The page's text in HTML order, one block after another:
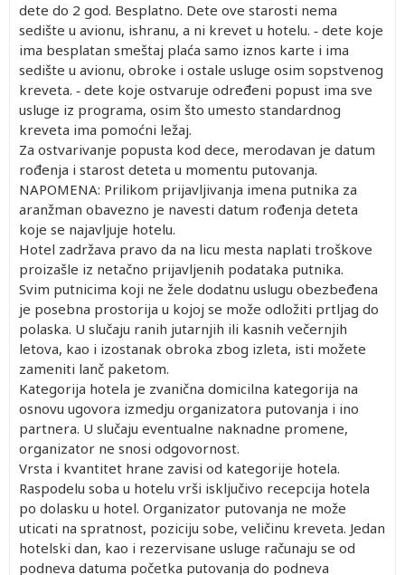
dete do 2 god. Besplatno. Dete ove starosti nema
sedište u avionu, ishranu, a ni krevet u hotelu. ‐ dete koje
ima besplatan smeštaj plaća samo iznos karte i ima
sedište u avionu, obroke i ostale usluge osim sopstvenog
kreveta. ‐ dete koje ostvaruje određeni popust ima sve
usluge iz programa, osim što umesto standardnog
kreveta ima pomoćni ležaj.
Za ostvarivanje popusta kod dece, merodavan je datum
rođenja i starost deteta u momentu putovanja.
NAPOMENA: Prilikom prijavljivanja imena putnika za
aranžman obavezno je navesti datum rođenja deteta
koje se najavljuje hotelu.
Hotel zadržava pravo da na licu mesta naplati troškove
proizašle iz netačno prijavljenih podataka putnika.
Svim putnicima koji ne žele dodatnu uslugu obezbeđena
je posebna prostorija u kojoj se može odložiti prtljag do
polaska. U slučaju ranih jutarnjih ili kasnih večernjih
letova, kao i izostanak obroka zbog izleta, isti možete
zameniti lanč paketom.
Kategorija hotela je zvanična domicilna kategorija na
osnovu ugovora izmedju organizatora putovanja i ino
partnera. U slučaju eventualne naknadne promene,
organizator ne snosi odgovornost.
Vrsta i kvantitet hrane zavisi od kategorije hotela.
Raspodelu soba u hotelu vrši isključivo recepcija hotela
po dolasku u hotel. Organizator putovanja ne može
uticati na spratnost, poziciju sobe, veličinu kreveta. Jedan
hotelski dan, kao i rezervisane usluge računaju se od
podneva datuma početka putovanja do podneva